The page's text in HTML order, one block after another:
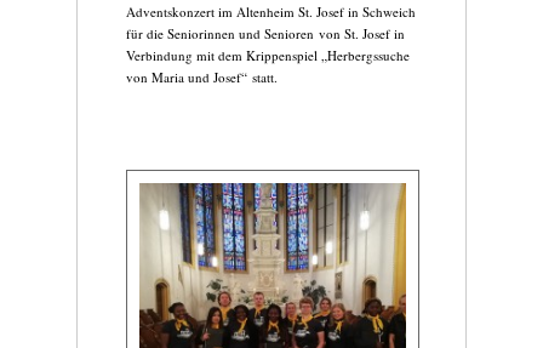
Adventskonzert im Altenheim St. Josef in Schweich
für die Seniorinnen und Senioren von St. Josef in
Verbindung mit dem Krippenspiel „Herbergssuche
von Maria und Josef“ statt.